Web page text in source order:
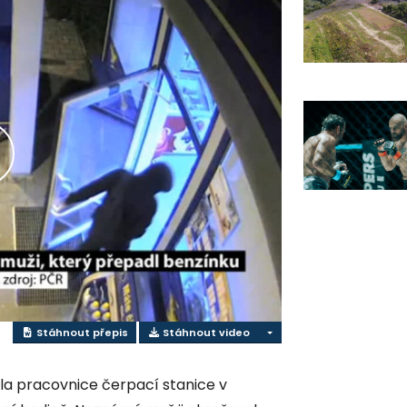
Stáhnout přepis Stáhnout video
pracovnice čerpací stanice v